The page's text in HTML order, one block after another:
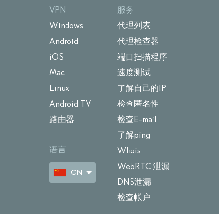
VPN
Windows
Android
iOS
Mac
Linux
Android TV
路由器
语言
CN
服务
代理列表
代理检查器
端口扫描程序
速度测试
了解自己的IP
检查匿名性
检查E-mail
了解ping
Whois
WebRTC 泄漏
DNS泄漏
检查帐户